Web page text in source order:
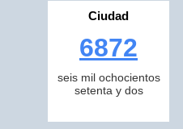
Ciudad
6872
seis mil ochocientos
setenta y dos